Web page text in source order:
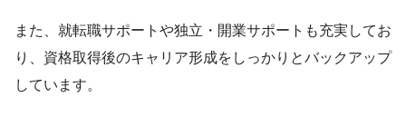
また、就転職サポートや独立・開業サポートも充実してお
り、資格取得後のキャリア形成をしっかりとバックアップ
しています。